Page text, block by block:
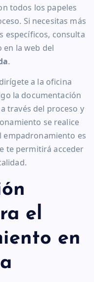
todos los papeles
Si necesitas más
específicos, consulta
en la web del
.
a la oficina
la documentación
través del proceso y
se realice
empadronamiento es
te permitirá acceder
el
en